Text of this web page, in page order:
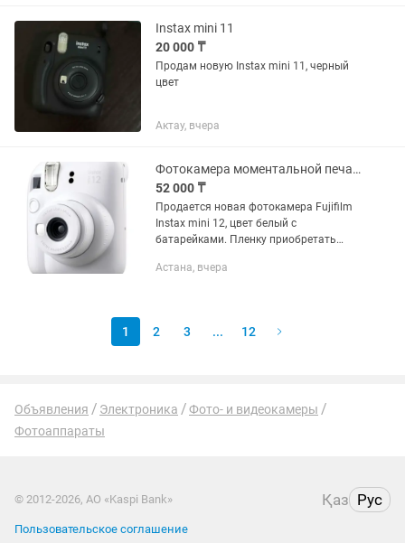
Instax mini 11
20 000 ₸
Продам новую Instax mini 11, черный
цвет
Актау, вчера
Фотокамера моментальной печати Fujifilm Instax mini 12 белый
52 000 ₸
Продается новая фотокамера Fujifilm
Instax mini 12, цвет белый с
батарейками. Пленку приобретать
Астана, вчера
1 2 3 ... 12
Объявления Электроника
Фото- и видеокамеры
Фотоаппараты
© 2012-2026, АО «Kaspi Bank» Қаз Рус
Пользовательское соглашение